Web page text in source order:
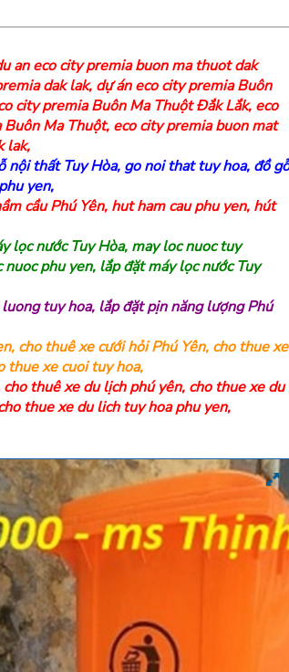
an eco city premia buon ma thuot dak
dak lak, dự án eco city premia Buôn
city premia Buôn Ma Thuột Đắk Lắk, eco
Buôn Ma Thuột, eco city premia buon mat
lak,
nội thất Tuy Hòa, go noi that tuy hoa, đồ gỗ
yen,
cầu Phú Yên, hut ham cau phu yen, hút
lọc nước Tuy Hòa, may loc nuoc tuy
nuoc phu yen, lắp đặt máy lọc nước Tuy
tuy hoa, lắp đặt pịn năng lượng Phú
, cho thuê xe cưới hỏi Phú Yên, cho thue xe
thue xe cuoi tuy hoa,
cho thuê xe du lịch phú yên, cho thue xe du
thue xe du lich tuy hoa phu yen,